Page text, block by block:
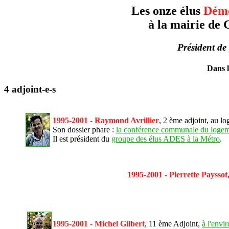
Les onze élus
à la mairie de
Président
Dans
4 adjoint-e-s
1995-2001 - Raymond Avrillier, 2 ème adjoint, au
Son dossier phare : la conférence communale du
Il est président du groupe des élus ADES à la Métro.
1995-2001 - Pierrette Payssot
1995-2001 - Michel Gilbert, 11 ème Adjoint, à